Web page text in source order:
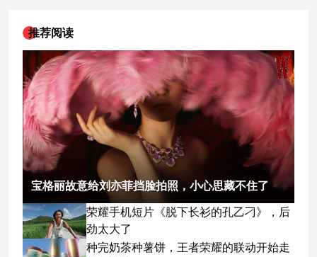
推荐阅读
宝格丽故意给刘亦菲挡脸拍照，小心思藏不住了
荣耀手机短片《脱下长衫的孔乙刁》，后
劲太大了
种完奶茶种薯饼，王者荣耀的联动开始走